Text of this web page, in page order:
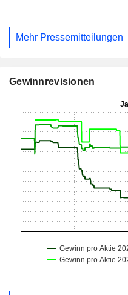
Mehr Pressemitteilungen
Gewinnrevisionen